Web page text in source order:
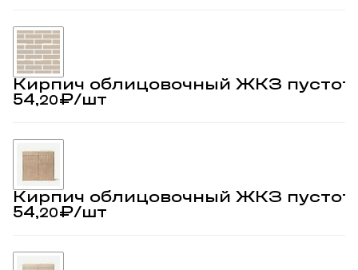
Кирпич облицовочный ЖКЗ
54,20₽/шт
Кирпич облицовочный ЖКЗ
54,20₽/шт